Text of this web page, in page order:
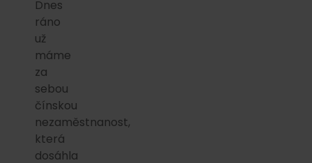
Dnes
ráno
už
máme
za
sebou
čínskou
nezaměstnanost,
která
dosáhla